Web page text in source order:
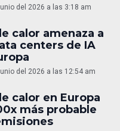
del 2026 a las 3:18 am
calor amenaza a
centers de IA
del 2026 a las 12:54 am
calor en Europa
más probable